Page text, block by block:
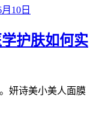
10日
护肤如何实
妍诗美小美人面膜